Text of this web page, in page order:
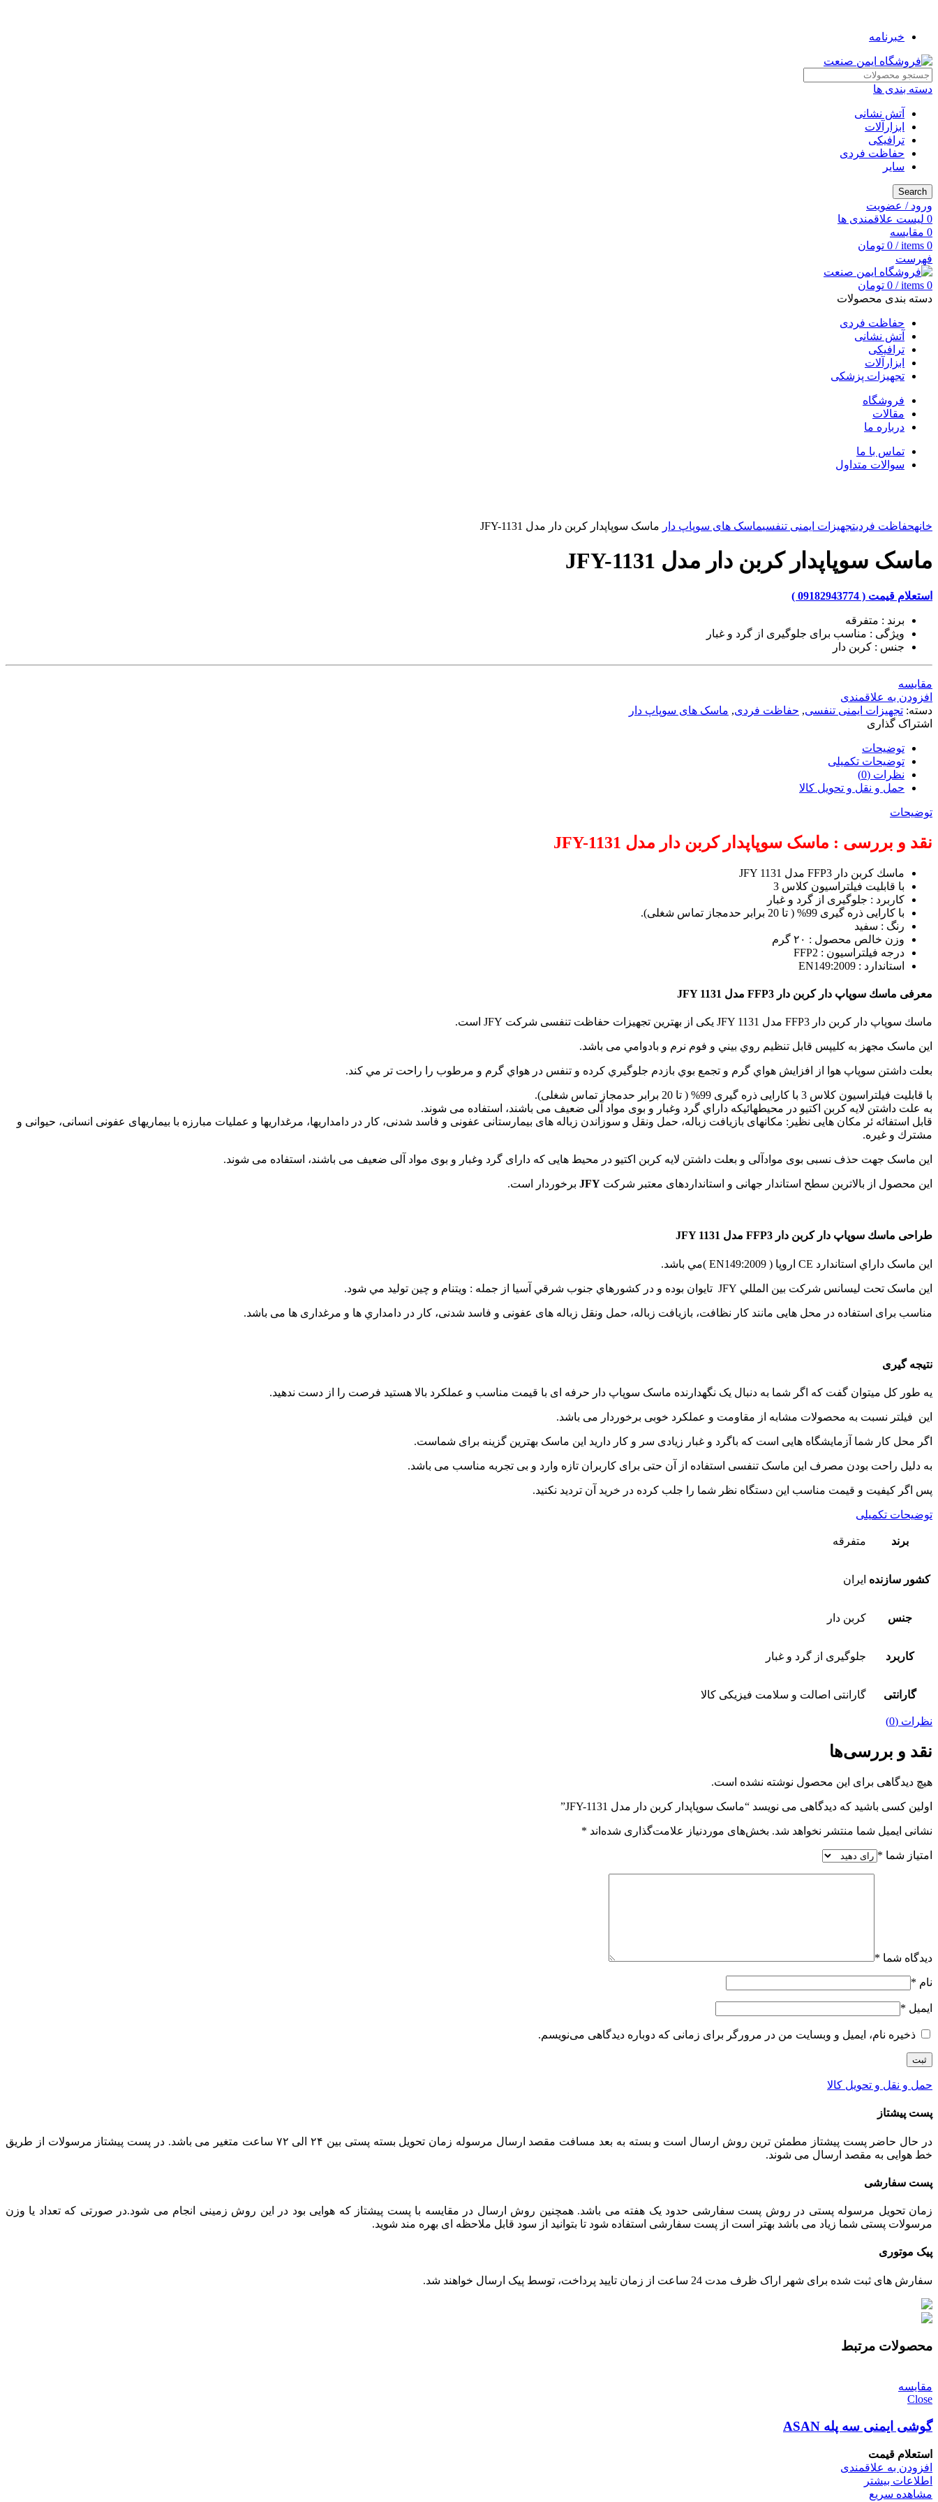
خبرنامه
دسته بندی ها
آتش نشانی
ابزارآلات
ترافیکی
حفاظت فردی
سایر
Search
ورود / عضویت
0 لیست علاقمندی ها
0 مقایسه
0
items
/
0 تومان
فهرست
0
items
/
0 تومان
دسته بندی محصولات
حفاظت فردی
آتش نشانی
ترافیکی
ابزارآلات
تجهیزات پزشکی
فروشگاه
مقالات
درباره ما
تماس با ما
سوالات متداول
خانهحفاظت فردیتجهیزات ایمنی تنفسیماسک های سوپاپ دار ماسک سوپاپدار کربن دار مدل JFY-1131
ماسک سوپاپدار کربن دار مدل JFY-1131
استعلام قیمت ( 09182943774 )
برند : متفرقه
ویژگی : مناسب برای جلوگیری از گرد و غبار
جنس : کربن دار
مقایسه
افزودن به علاقمندی
دسته: تجهیزات ایمنی تنفسی, حفاظت فردی, ماسک های سوپاپ دار
اشتراک گذاری
توضیحات
توضیحات تکمیلی
نظرات (0)
حمل و نقل و تحویل کالا
توضیحات
نقد و بررسی : ماسک سوپاپدار کربن دار مدل JFY-1131
ماسك كربن دار FFP3 مدل JFY 1131
با قابليت فيلتراسيون كلاس 3
کاربرد : جلوگیری از گرد و غبار
با کارايی ذره گيری 99% ( تا 20 برابر حدمجاز تماس شغلی).
رنگ : سفید
وزن خالص محصول : ۲۰ گرم
درجه فیلتراسیون : FFP2
استاندارد : EN149:2009
معرفی ماسك سوپاپ دار كربن دار FFP3 مدل JFY 1131
ماسك سوپاپ دار كربن دار FFP3 مدل JFY 1131 یکی از بهترین تجهیزات حفاظت تنفسی شرکت JFY است.
این ماسک مجهز به كليپس قابل تنظيم روي بيني و فوم نرم و بادوامي می باشد.
بعلت داشتن سوپاپ هوا از افزايش هواي گرم و تجمع بوي بازدم جلوگيري كرده و تنفس در هواي گرم و مرطوب را راحت تر مي كند.
با قابليت فيلتراسيون كلاس 3 با کارايی ذره گيری 99% ( تا 20 برابر حدمجاز تماس شغلی).
به علت داشتن لايه كربن اكتيو در محيطهائیكه داراي گرد وغبار و بوی مواد آلی ضعيف می باشند، استفاده می شوند.
قابل استفائه ئر مکان هایی نظير: مكانهای بازيافت زباله، حمل ونقل و سوزاندن زباله های بيمارستانی عفونی و فاسد شدنی، كار در دامداريها، مرغداريها و عمليات مبارزه با بيماريهای عفونی انسانی، حيوانی و
مشترك و غيره.
این ماسک جهت حذف نسبی بوی موادآلی و بعلت داشتن لايه كربن اكتيو در محيط هایی كه دارای گرد وغبار و بوی مواد آلی ضعيف می باشند، استفاده می شوند.
این محصول از بالاترین سطح استاندار جهانی و استانداردهای معتبر شرکت JFY برخوردار است.
طراحی ماسك سوپاپ دار كربن دار FFP3 مدل JFY 1131
این ماسک داراي استاندارد CE اروپا ( EN149:2009 )مي باشد.
اين ماسک تحت ليسانس شرکت بين المللي JFY تايوان بوده و در کشورهاي جنوب شرقي آسيا از جمله : ويتنام و چين توليد مي شود.
مناسب برای استفاده در محل هایی مانند كار نظافت، بازيافت زباله، حمل ونقل زباله های عفونی و فاسد شدنی، كار در دامداري ها و مرغداری ها می باشد.
نتیجه گیری
یه طور کل میتوان گفت که اگر شما به دنبال یک نگهدارنده ماسک سوپاپ دار حرفه ای با قیمت مناسب و عملکرد بالا هستید فرصت را از دست ندهید.
این فیلتر نسبت به محصولات مشابه از مقاومت و عملکرد خوبی برخوردار می باشد.
اگر محل کار شما آزمایشگاه هایی است که باگرد و غبار زیادی سر و کار دارید این ماسک بهترین گزینه برای شماست.
به دلیل راحت بودن مصرف این ماسک تنفسی استفاده از آن حتی برای کاربران تازه وارد و بی تجربه مناسب می باشد.
پس اگر کیفیت و قیمت مناسب این دستگاه نظر شما را جلب کرده در خرید آن تردید نکنید.
توضیحات تکمیلی
برند متفرقه
کشور سازنده ایران
جنس کربن دار
کاربرد جلوگیری از گرد و غبار
گارانتی گارانتی اصالت و سلامت فیزیکی کالا
نظرات (0)
نقد و بررسی‌ها
هیچ دیدگاهی برای این محصول نوشته نشده است.
اولین کسی باشید که دیدگاهی می نویسد “ماسک سوپاپدار کربن دار مدل JFY-1131”
نشانی ایمیل شما منتشر نخواهد شد. بخش‌های موردنیاز علامت‌گذاری شده‌اند *
امتیاز شما *
دیدگاه شما *
نام *
ایمیل *
ذخیره نام، ایمیل و وبسایت من در مرورگر برای زمانی که دوباره دیدگاهی می‌نویسم.
حمل و نقل و تحویل کالا
پست پیشتاز
در حال حاضر پست پیشتاز مطمئن ترین روش ارسال است و بسته به بعد مسافت مقصد ارسال مرسوله زمان تحویل بسته پستی بین ۲۴ الی ۷۲ ساعت متغیر می باشد. در پست پیشتاز مرسولات از طریق
خط هوایی به مقصد ارسال می شوند.
پست سفارشی
زمان تحویل مرسوله پستی در روش پست سفارشی حدود یک هفته می باشد. همچنین روش ارسال در مقایسه با پست پیشتاز که هوایی بود در این روش زمینی انجام می شود.در صورتی که تعداد یا وزن
مرسولات پستی شما زیاد می باشد بهتر است از پست سفارشی استفاده شود تا بتوانید از سود قابل ملاحظه ای بهره مند شوید.
پیک موتوری
سفارش های ثبت شده برای شهر اراک ظرف مدت 24 ساعت از زمان تایید پرداخت، توسط پیک ارسال خواهند شد.
محصولات مرتبط
مقایسه
Close
گوشی ایمنی سه پله ASAN
استعلام قیمت
افزودن به علاقمندی
اطلاعات بیشتر
مشاهده سریع